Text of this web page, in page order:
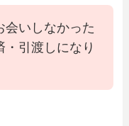
会いしなかった
引渡しになり